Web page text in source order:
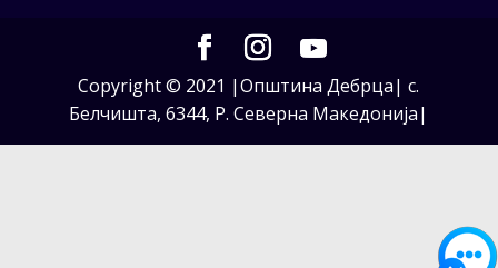
Copyright © 2021 |Општина Дебрца| с.
Белчишта, 6344, Р. Северна Македонија|